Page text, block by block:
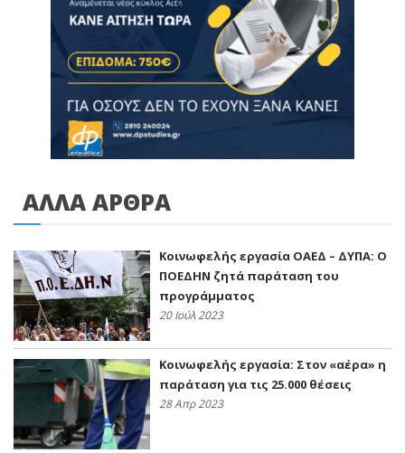
ΑΛΛΑ ΑΡΘΡΑ
Κοινωφελής εργασία ΟΑΕΔ – ΔΥΠΑ: Ο
ΠΟΕΔΗΝ ζητά παράταση του
προγράμματος
20 Ιούλ 2023
Κοινωφελής εργασία: Στον «αέρα» η
παράταση για τις 25.000 θέσεις
28 Απρ 2023